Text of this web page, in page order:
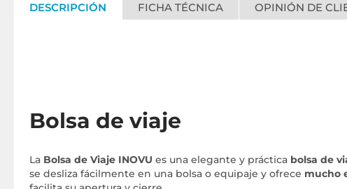
DESCRIPCIÓN FICHA TÉCNICA OPINIÓN DE
Bolsa de viaje
La Bolsa de Viaje INOVU es una elegante y práctica bolsa de
se desliza fácilmente en una bolsa o equipaje y ofrece mucho